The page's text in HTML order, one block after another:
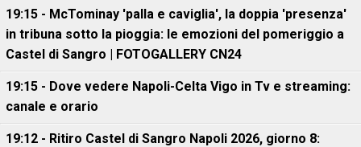
19:15 - McTominay 'palla e caviglia', la doppia 'presenza'
in tribuna sotto la pioggia: le emozioni del pomeriggio a
Castel di Sangro | FOTOGALLERY CN24
19:15 - Dove vedere Napoli-Celta Vigo in Tv e streaming:
canale e orario
19:12 - Ritiro Castel di Sangro Napoli 2026, giorno 8: